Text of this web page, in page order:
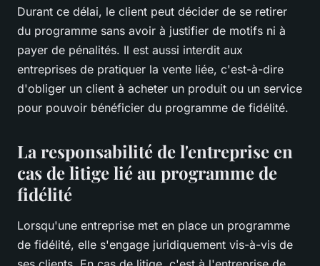
Durant ce délai, le client peut décider de se retirer
du programme sans avoir à justifier de motifs ni à
payer de pénalités. Il est aussi interdit aux
entreprises de pratiquer la vente liée, c'est-à-dire
d'obliger un client à acheter un produit ou un service
pour pouvoir bénéficier du programme de fidélité.
La responsabilité de l'entreprise en
cas de litige lié au programme de
fidélité
Lorsqu'une entreprise met en place un programme
de fidélité, elle s'engage juridiquement vis-à-vis de